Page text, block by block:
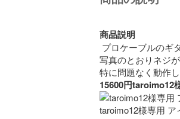
商品説明
プロケーブルのギ
写真のとおりネジ
15600円taroimo12
taroimo12様専用